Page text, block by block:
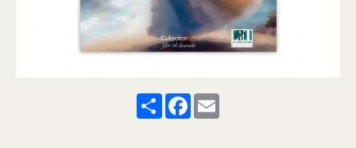
ShareFacebook
Email